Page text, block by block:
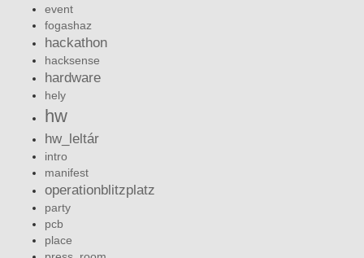
event
fogashaz
hackathon
hacksense
hardware
hely
hw
hw_leltár
intro
manifest
operationblitzplatz
party
pcb
place